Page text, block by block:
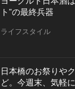
ト”の最終兵器
ライフスタイル
日本橋のお祭りや
ど。今週末、気軽